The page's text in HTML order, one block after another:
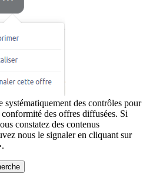
systématiquement des contrôles pour
des offres diffusées. Si
constatez des contenus
nous le signaler en cliquant sur